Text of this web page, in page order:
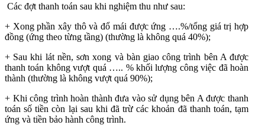
Các đợt thanh toán sau khi nghiệm thu như sau:
+ Xong phần xây thô và đổ mái được ứng ….%/tổng giá trị hợp
đồng (ứng theo từng tầng) (thường là không quá 40%);
+ Sau khi lát nền, sơn xong và bàn giao công trình bên A được
thanh toán không vượt quá ….. % khối lượng công việc đã hoàn
thành (thường là không vượt quá 90%);
+ Khi công trình hoàn thành đưa vào sử dụng bên A được thanh
toán số tiền còn lại sau khi đã trừ các khoản đã thanh toán, tạm
ứng và tiền bảo hành công trình.